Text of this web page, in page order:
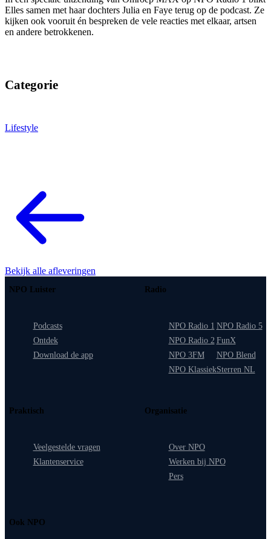
Elles samen met haar dochters Julia en Faye terug op de podcast. Ze
kijken ook vooruit én bespreken de vele reacties met elkaar, artsen
en andere betrokkenen.
Categorie
Lifestyle
Bekijk alle afleveringen
NPO Luister
Podcasts
Ontdek
Download de app
Radio
NPO Radio 1
NPO Radio 2
NPO 3FM
NPO Klassiek
NPO Radio 5
FunX
NPO Blend
Sterren NL
Praktisch
Veelgestelde vragen
Klantenservice
Organisatie
Over NPO
Werken bij NPO
Pers
Ook NPO